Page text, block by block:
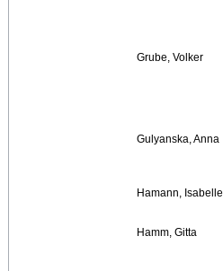
Grube, Volker
Gulyanska, Anna
Hamann, Isabelle
Hamm, Gitta